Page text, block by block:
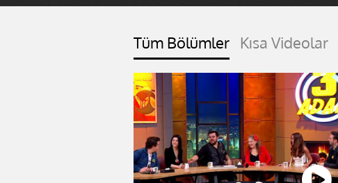
Tüm Bölümler Kısa Videolar